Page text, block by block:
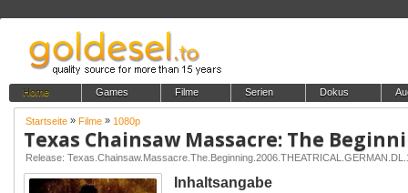
Home Games Filme Serien Dokus
Startseite » Filme » 1080p
Texas Chainsaw Massacre: The
Inhaltsangabe